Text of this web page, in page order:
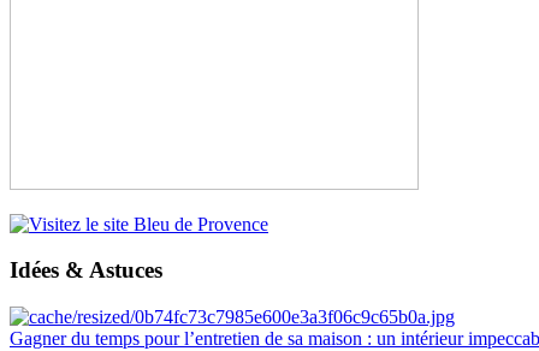
Idées & Astuces
Gagner du temps pour l’entretien de sa maison : un intérieur